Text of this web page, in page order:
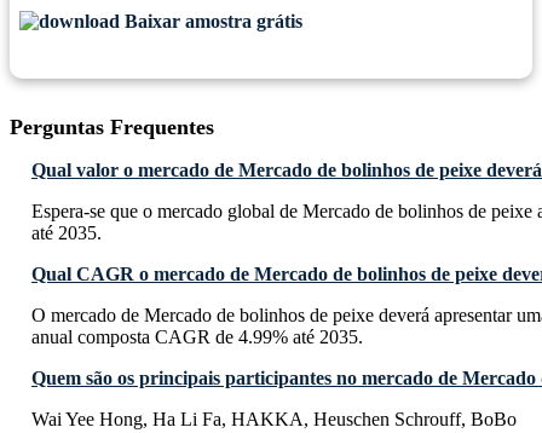
Baixar amostra grátis
Perguntas Frequentes
Qual valor o mercado de Mercado de bolinhos de peixe
Espera-se que o mercado global de Mercado de bolinhos de
até 2035.
Qual CAGR o mercado de Mercado de bolinhos de peixe
O mercado de Mercado de bolinhos de peixe deverá apresentar
anual composta CAGR de 4.99% até 2035.
Quem são os principais participantes no mercado de Mercado
Wai Yee Hong, Ha Li Fa, HAKKA, Heuschen Schrouff, BoBo